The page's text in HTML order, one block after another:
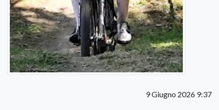
9 Giugno 2026 9:37